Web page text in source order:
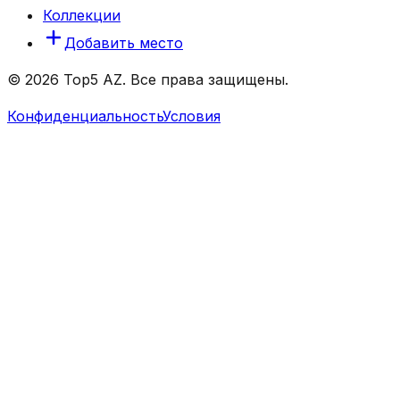
Коллекции
Добавить место
© 2026 Top5 AZ. Все права защищены.
КонфиденциальностьУсловия